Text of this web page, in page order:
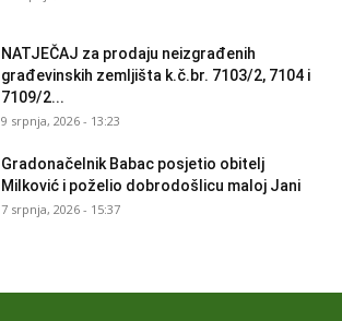
NATJEČAJ za prodaju neizgrađenih
građevinskih zemljišta k.č.br. 7103/2, 7104 i
7109/2...
9 srpnja, 2026 - 13:23
Gradonačelnik Babac posjetio obitelj
Milković i poželio dobrodošlicu maloj Jani
7 srpnja, 2026 - 15:37